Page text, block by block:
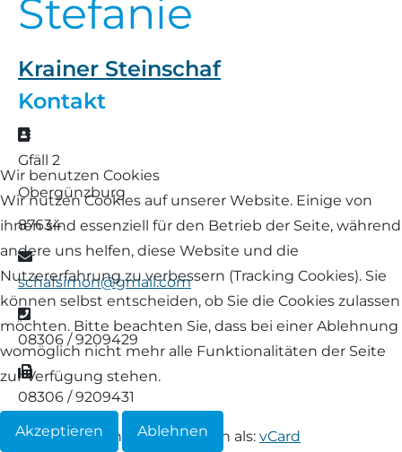
Stefanie
Krainer Steinschaf
Kontakt
Adresse
Gfäll 2
Obergünzburg
87634
E-Mail
schafsimon@gmail.com
Telefon
08306 / 9209429
Fax
08306 / 9209431
Informationen herunterladen als: vCard
Wir benutzen Cookies
Wir nutzen Cookies auf unserer Website. Einige von
ihnen sind essenziell für den Betrieb der Seite, während
andere uns helfen, diese Website und die
Nutzererfahrung zu verbessern (Tracking Cookies). Sie
können selbst entscheiden, ob Sie die Cookies zulassen
möchten. Bitte beachten Sie, dass bei einer Ablehnung
womöglich nicht mehr alle Funktionalitäten der Seite
zur Verfügung stehen.
Akzeptieren Ablehnen
Preisrichter in Bayern
Futtrationsrechner
Neueinsteiger
Fachberater in Bayern
Lineare Beurteilung Zahnstellung
Erfassung der Euterreinheit
Landschaf
Rhönschaf
Rouge de Roussillon
Schwarzes Villnösser Schaf
Scottish Blackface
Shetland
Skudde
South Down
Soayschaf
Waldschaf